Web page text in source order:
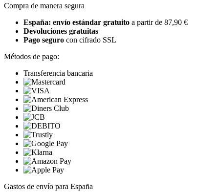
Compra de manera segura
España: envío estándar gratuito a partir de 87,90 €
Devoluciones gratuitas
Pago seguro con cifrado SSL
Métodos de pago:
Transferencia bancaria
Gastos de envío para España